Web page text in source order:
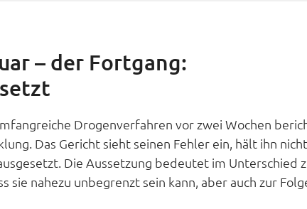
– der Fortgang:
Drogenverfahren vor zwei Wochen
Das Gericht sieht seinen Fehler ein, hält ihn
Die Aussetzung bedeutet im Unterschied
nahezu unbegrenzt sein kann, aber auch zur